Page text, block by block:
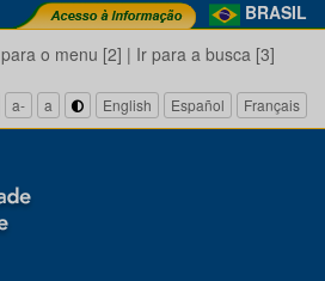
BRASIL
o menu [2] | Ir para a busca [3]
a- a English Español Français